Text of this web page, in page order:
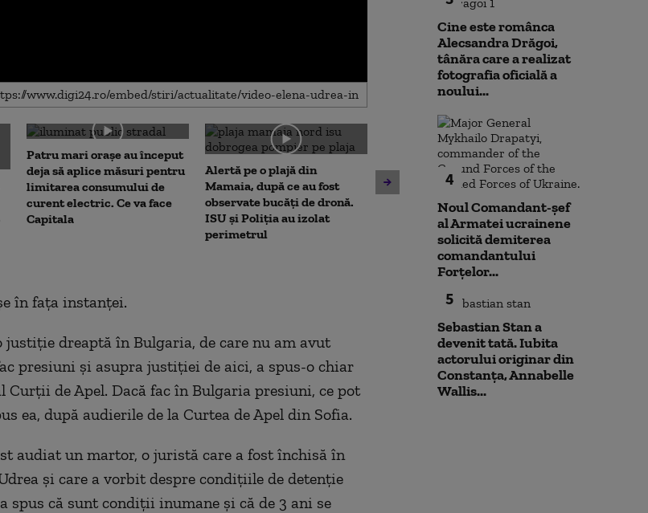
Patru mari orașe au început
deja să aplice măsuri pentru
limitarea consumului de
curent electric. Ce va face
Capitala
Alertă pe o plajă din
Mamaia, după ce au fost
observate bucăți de dronă.
ISU și Poliția au izolat
perimetrul
Amenzi pentru cei care
deranjează călătorii în
mijloacele de transport ale
STB. Pentru ce se vor da
Un asistent
pune la
violent. Ce nu
bărbatul
în fața instanței.
justiție dreaptă în Bulgaria, de care nu am avut
presiuni și asupra justiției de aici, a spus-o chiar
Curții de Apel. Dacă fac în Bulgaria presiuni, ce pot
ea, după audierile de la Curtea de Apel din Sofia.
audiat un martor, o juristă care a fost închisă în
și care a vorbit despre condițiile de detenție
spus că sunt condiții inumane și că de 3 ani se
Cine este românca
Alecsandra Drăgoi,
tânăra care a realizat
fotografia oficială a
noului...
4
Noul Comandant-șef
al Armatei ucrainene
solicită demiterea
comandantului
Forțelor...
5
Sebastian Stan a
devenit tată. Iubita
actorului originar din
Constanța, Annabelle
Wallis...